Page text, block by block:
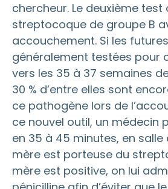
chercheur. Le deuxième test
streptocoque de groupe B
accouchement. Si les
généralement testées pour
vers les 35 à 37 semaines
30 % d’entre elles sont
ce pathogène lors de
ce nouvel outil, un médecin
en 35 à 45 minutes, en salle
mère est porteuse du
mère est positive, on lui